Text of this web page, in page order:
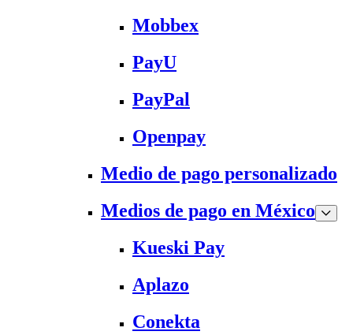
Mobbex
PayU
PayPal
Openpay
Medio de pago personalizado
Medios de pago en México
Kueski Pay
Aplazo
Conekta